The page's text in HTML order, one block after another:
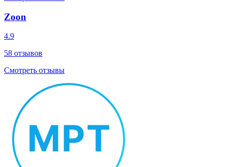
Zoon
4.9
58 отзывов
Смотреть отзывы